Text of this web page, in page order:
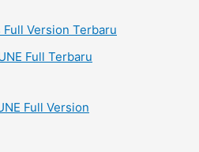
Version Terbaru
Full Terbaru
Full Version